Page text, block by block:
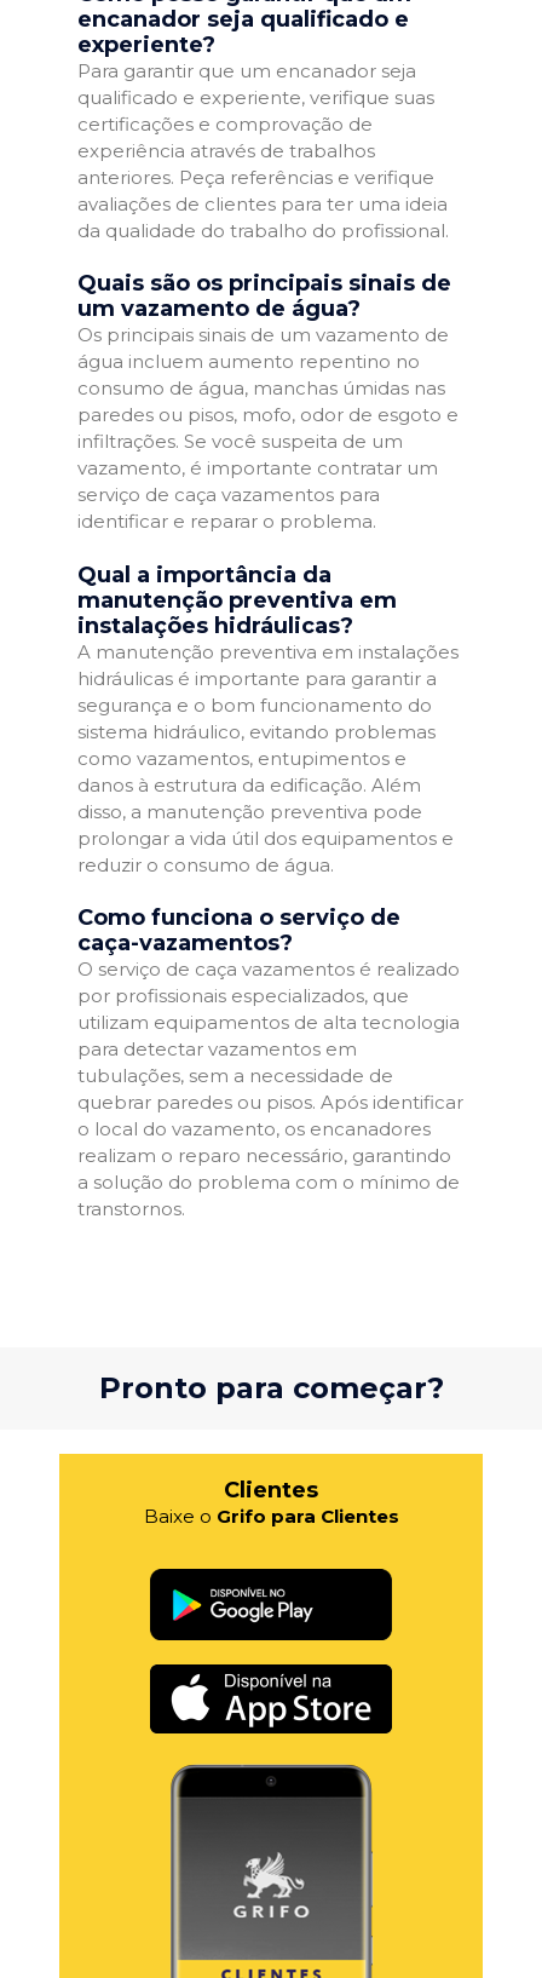
encanador seja qualificado e
experiente?
Para garantir que um encanador seja
qualificado e experiente, verifique suas
certificações e comprovação de
experiência através de trabalhos
anteriores. Peça referências e verifique
avaliações de clientes para ter uma ideia
da qualidade do trabalho do profissional.
Quais são os principais sinais de
um vazamento de água?
Os principais sinais de um vazamento de
água incluem aumento repentino no
consumo de água, manchas úmidas nas
paredes ou pisos, mofo, odor de esgoto e
infiltrações. Se você suspeita de um
vazamento, é importante contratar um
serviço de caça vazamentos para
identificar e reparar o problema.
Qual a importância da
manutenção preventiva em
instalações hidráulicas?
A manutenção preventiva em instalações
hidráulicas é importante para garantir a
segurança e o bom funcionamento do
sistema hidráulico, evitando problemas
como vazamentos, entupimentos e
danos à estrutura da edificação. Além
disso, a manutenção preventiva pode
prolongar a vida útil dos equipamentos e
reduzir o consumo de água.
Como funciona o serviço de
caça-vazamentos?
O serviço de caça vazamentos é realizado
por profissionais especializados, que
utilizam equipamentos de alta tecnologia
para detectar vazamentos em
tubulações, sem a necessidade de
quebrar paredes ou pisos. Após identificar
o local do vazamento, os encanadores
realizam o reparo necessário, garantindo
a solução do problema com o mínimo de
transtornos.
Pronto para começar?
Clientes
Baixe o Grifo para Clientes